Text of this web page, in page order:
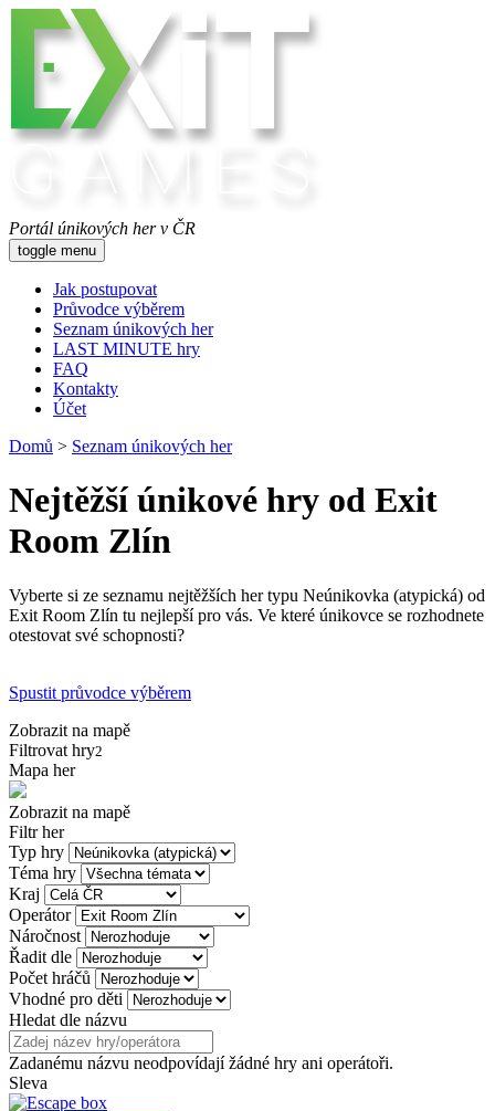
Portál únikových her v ČR
toggle menu
Jak postupovat
Průvodce výběrem
Seznam únikových her
LAST MINUTE hry
FAQ
Kontakty
Účet
Domů > Seznam únikových her
Nejtěžší únikové hry od Exit
Room Zlín
Vyberte si ze seznamu nejtěžších her typu Neúnikovka (atypická) od
Exit Room Zlín tu nejlepší pro vás. Ve které únikovce se rozhodnete
otestovat své schopnosti?
Spustit průvodce výběrem
Zobrazit na mapě
Filtrovat hry2
Mapa her
Zobrazit na mapě
Filtr her
Typ hry
Téma hry
Kraj
Operátor
Náročnost
Řadit dle
Počet hráčů
Vhodné pro děti
Hledat dle názvu
Zadanému názvu neodpovídají žádné hry ani operátoři.
Sleva